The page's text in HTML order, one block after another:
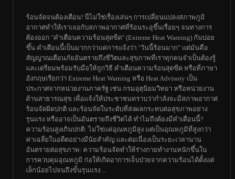
ร้อนจัดจนต้องเตือน! นี่ไม่ใช่เรื่องเล่นๆ การเปลี่ยนแปลงสภาพภูมิ
อากาศทำให้เราเจอกับสภาพอากาศที่ร้อนระอุขึ้นเรื่อยๆ จนทางการ
ต้องออก "คำเตือนความร้อนสุดขีด" (Extreme Heat Warning) กันบ่อย
ขึ้น คำเตือนนี้เป็นมากกว่าแค่การแจ้งว่า "วันนี้ร้อนมาก" แต่มันคือ
สัญญาณเตือนภัยอันตรายถึงชีวิตและสุขภาพที่เราทุกคนจำเป็นต้องรู้
และเตรียมพร้อมรับมือให้ถูกวิธี คำเตือนความร้อนสุดขีด หรือที่ภาษา
อังกฤษเรียกว่า Extreme Heat Warning หรือ Heat Advisory เป็น
ประกาศจากหน่วยงานภาครัฐ เช่น กรมอุตุนิยมวิทยา หรือหน่วยงาน
ด้านสาธารณสุข เพื่อแจ้งให้ประชาชนทราบว่ากำลังจะมีสภาพอากาศ
ร้อนจัดผิดปกติ และร้อนจัดในระดับที่ส่งผลกระทบต่อสุขภาพอย่าง
รุนแรง หรืออาจเป็นอันตรายถึงชีวิตได้ ทำไมถึงต้องมีคำเตือนนี้?
ความร้อนสูงเกินปกติ: ไม่ใช่แค่อุณหภูมิสูง แต่เป็นอุณหภูมิที่สูงกว่า
ค่าเฉลี่ยในอดีตอย่างมีนัยสำคัญ และต่อเนื่องเป็นระยะเวลานาน
อันตรายต่อสุขภาพ: ความร้อนจัดทำให้ร่างกายทำงานหนักขึ้นใน
การควบคุมอุณหภูมิ ก่อให้เกิดอาการเจ็บป่วยจากความร้อนได้ตั้งแต่
เล็กน้อยไปจนถึงขั้นรุนแรง ...